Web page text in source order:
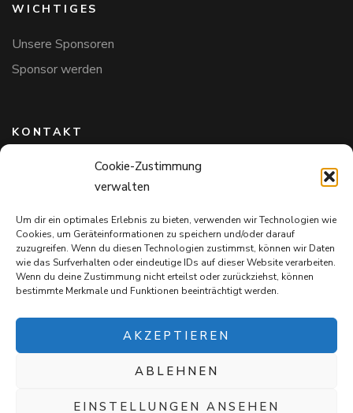
Cookie-Zustimmung
verwalten
Um dir ein optimales Erlebnis zu bieten, verwenden wir Technologien wie
Cookies, um Geräteinformationen zu speichern und/oder darauf
zuzugreifen. Wenn du diesen Technologien zustimmst, können wir Daten
wie das Surfverhalten oder eindeutige IDs auf dieser Website verarbeiten.
Wenn du deine Zustimmung nicht erteilst oder zurückziehst, können
bestimmte Merkmale und Funktionen beeinträchtigt werden.
AKZEPTIEREN
ABLEHNEN
EINSTELLUNGEN ANSEHEN
WICHTIGES
Unsere Sponsoren
Sponsor werden
KONTAKT
Hundefreunde in Bayern e.V.
Markus Willi Ebert
97711 Maßbach
+49 172 85 64 937
Hundefreundeinbayern@web.de
Hundefreunde in Bayern e.V. – und verwöhnt eure Fellnasen!